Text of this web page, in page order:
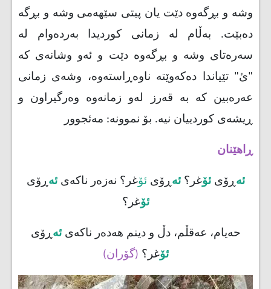
وشە و بڕگەوە دێت یان پیتی سێهەمی وشە و بڕگە
دەبێت. بەڵام لە زمانی کوردیدا بەردەوام لە
سەرەتای وشە و بڕگەوە دێت و ئەو وشانەی کە
"ئ" تێیاندا دەکەوێتە ناوەڕاستەوە، وشەی زمانی
عەرەبین کە بە قەرز لەو زمانەوە وەرگیراون و
ڕیشەی کوردییان نیە. بۆ نموونە: مەئجوور
ڕاهێنان
ئە ڕۆیئۆغر؟ئە ڕۆیئۆغر؟ نەزەر ناکەیئە ڕۆی
ئۆغر؟
حەیام، عەقڵم، دڵ و دینم هەدەر ناکەی ئە ڕۆی
ئۆغر؟ (گۆران)